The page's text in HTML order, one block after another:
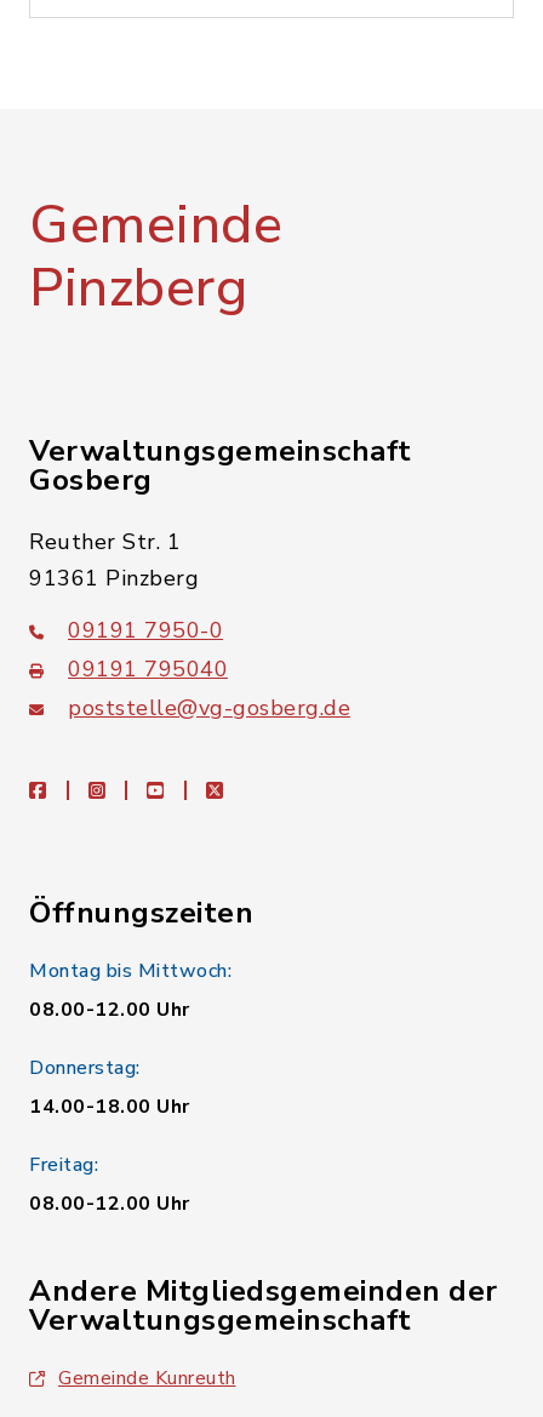
Gemeinde
Pinzberg
Verwaltungsgemeinschaft
Gosberg
Reuther Str. 1
91361 Pinzberg
09191 7950-0
09191 795040
poststelle@vg-gosberg.de
facebookinstagramyoutubeX
Öffnungszeiten
Montag bis Mittwoch:
08.00-12.00 Uhr
Donnerstag:
14.00-18.00 Uhr
Freitag:
08.00-12.00 Uhr
Andere Mitgliedsgemeinden der
Verwaltungsgemeinschaft
Gemeinde Kunreuth